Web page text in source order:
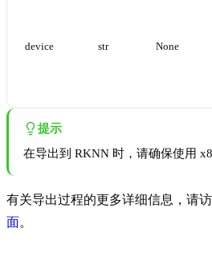
device str None
提示
在导出到 RKNN 时，请确保使用
有关导出过程的更多详细信息，请
面。